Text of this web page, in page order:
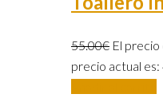
55.00€ El precio
precio actual es: